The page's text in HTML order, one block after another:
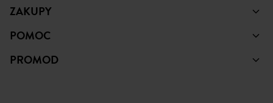
ZAKUPY
POMOC
PROMOD